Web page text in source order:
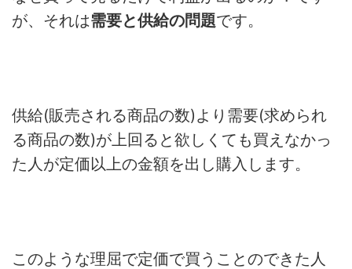
が、それは需要と供給の問題です。
供給(販売される商品の数)より需要(求められ
る商品の数)が上回ると欲しくても買えなかっ
た人が定価以上の金額を出し購入します。
このような理屈で定価で買うことのできた人